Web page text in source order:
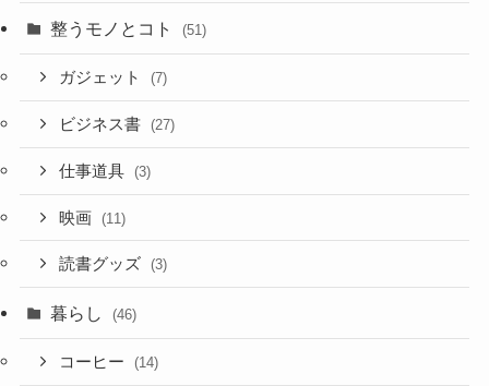
整うモノとコト (51)
ガジェット (7)
ビジネス書 (27)
仕事道具 (3)
映画 (11)
読書グッズ (3)
暮らし (46)
コーヒー (14)